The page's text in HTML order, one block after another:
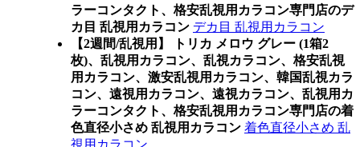
ラーコンタクト、格安乱視用カラコン専門店のデ
カ目 乱視用カラコン デカ目 乱視用カラコン
【2週間/乱視用】 トリカ メロウ グレー (1箱2
枚)、乱視用カラコン、乱視カラコン、格安乱視
用カラコン、激安乱視用カラコン、韓国乱視カラ
コン、遠視用カラコン、遠視カラコン、乱視用カ
ラーコンタクト、格安乱視用カラコン専門店の着
色直径小さめ 乱視用カラコン 着色直径小さめ 乱
視用カラコン